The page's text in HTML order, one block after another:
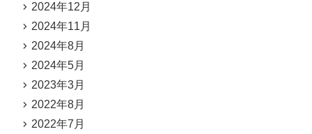
2024年12月
2024年11月
2024年8月
2024年5月
2023年3月
2022年8月
2022年7月